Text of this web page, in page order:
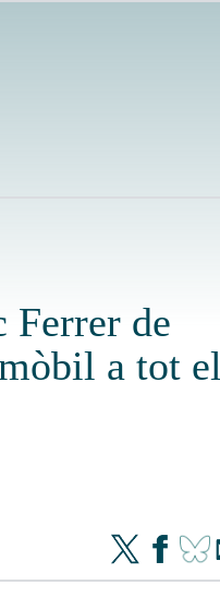
Ferrer de
a tot el